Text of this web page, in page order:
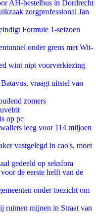
AH-bestelbus in Dordrecht
zorgprofessional Jan
Formule 1-seizoen
onder grens met Wit-
wint nipt voorverkiezing
vraagt uitstel van
zomers
op pc
leeg voor 114 miljoen
vastgelegd in cao's, moet
gedeeld op seksfora
de eerste helft van de
onder toezicht om
ruimen mijnen in Straat van